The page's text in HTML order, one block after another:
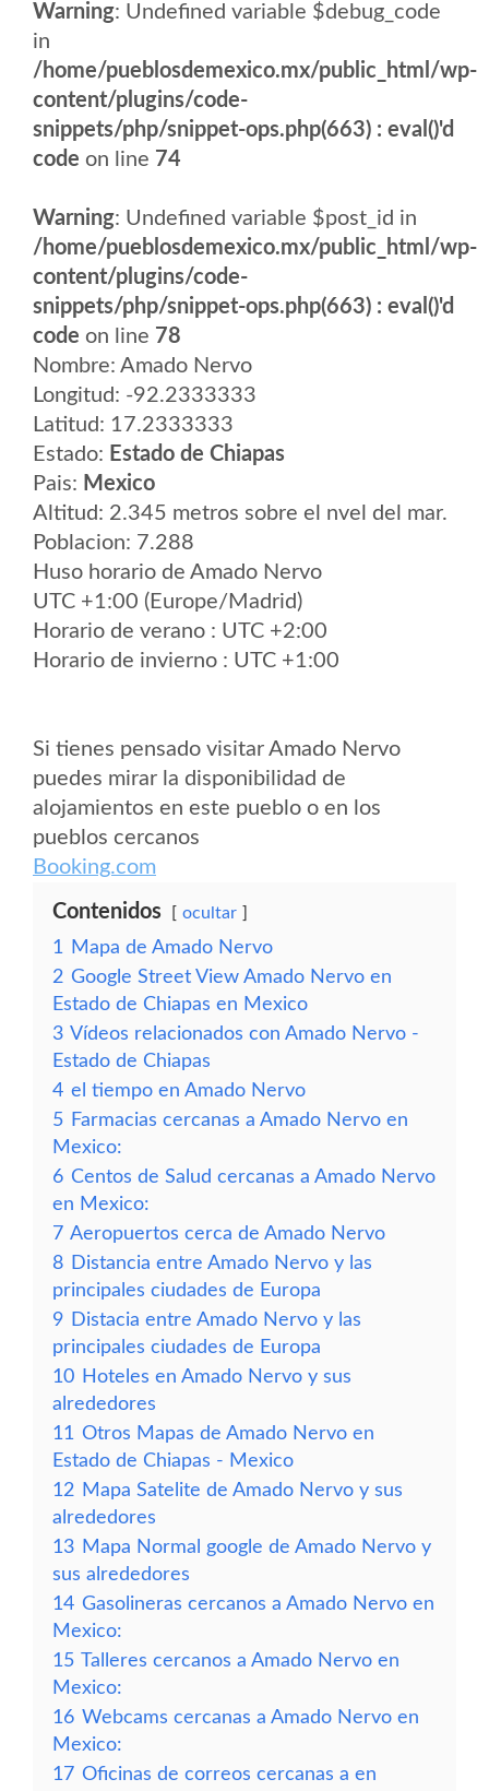
Warning: Undefined variable $debug_code
in
/home/pueblosdemexico.mx/public_html/wp-
content/plugins/code-
snippets/php/snippet-ops.php(663) : eval()'d
code on line 74
Warning: Undefined variable $post_id in
/home/pueblosdemexico.mx/public_html/wp-
content/plugins/code-
snippets/php/snippet-ops.php(663) : eval()'d
code on line 78
Nombre: Amado Nervo
Longitud: -92.2333333
Latitud: 17.2333333
Estado: Estado de Chiapas
Pais: Mexico
Altitud: 2.345 metros sobre el nvel del mar.
Poblacion: 7.288
Huso horario de Amado Nervo
UTC +1:00 (Europe/Madrid)
Horario de verano : UTC +2:00
Horario de invierno : UTC +1:00
Si tienes pensado visitar Amado Nervo
puedes mirar la disponibilidad de
alojamientos en este pueblo o en los
pueblos cercanos
Booking.com
Contenidos ocultar
1
Mapa de Amado Nervo
2 Google Street View Amado Nervo en
Estado de Chiapas en Mexico
3 Vídeos relacionados con Amado Nervo -
Estado de Chiapas
4 el tiempo en Amado Nervo
5 Farmacias cercanas a Amado Nervo en
Mexico:
6 Centos de Salud cercanas a Amado Nervo
en Mexico:
7 Aeropuertos cerca de Amado Nervo
8 Distancia entre Amado Nervo y las
principales ciudades de Europa
9 Distacia entre Amado Nervo y las
principales ciudades de Europa
10 Hoteles en Amado Nervo y sus
alrededores
11 Otros Mapas de Amado Nervo en
Estado de Chiapas - Mexico
12 Mapa Satelite de Amado Nervo y sus
alrededores
13 Mapa Normal google de Amado Nervo y
sus alrededores
14 Gasolineras cercanos a Amado Nervo en
Mexico:
15 Talleres cercanos a Amado Nervo en
Mexico:
16 Webcams cercanas a Amado Nervo en
Mexico:
17 Oficinas de correos cercanas a en